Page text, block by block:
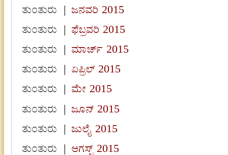
ತುಂತುರು
|ಜನವರಿ 2015
ತುಂತುರು
|ಫೆಬ್ರವರಿ 2015
ತುಂತುರು
|ಮಾರ್ಚ್ 2015
ತುಂತುರು
|ಏಪ್ರಿಲ್ 2015
ತುಂತುರು
|ಮೇ 2015
ತುಂತುರು
|ಜೂನ್ 2015
ತುಂತುರು
|ಜುಲೈ 2015
ತುಂತುರು
|ಆಗಸ್ಟ್ 2015